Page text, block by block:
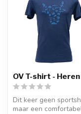
OV T-shirt - Heren
Dit keer geen
maar een